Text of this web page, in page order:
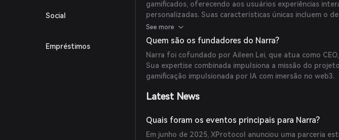
Social
Empréstimos
gamificados, oferecendo aos usuários experiências
personalizadas. Suas características únicas incluem o
personalidades de IA, criação de conteúdo impulsionada
o uso de tecnologias avançadas de IA para aumentar o
usuário.
See more
Quem são os fundadores do Narra?
Narra foi cofundado por Aileen Lei, que atua como
Sua expertise combinada impulsiona a missão do
gamificação impulsionada por IA com imersão no web3.
Latest News
Quais foram os eventos principais para Narra?
Em junho de 2025, XProtocol anunciou uma parceria